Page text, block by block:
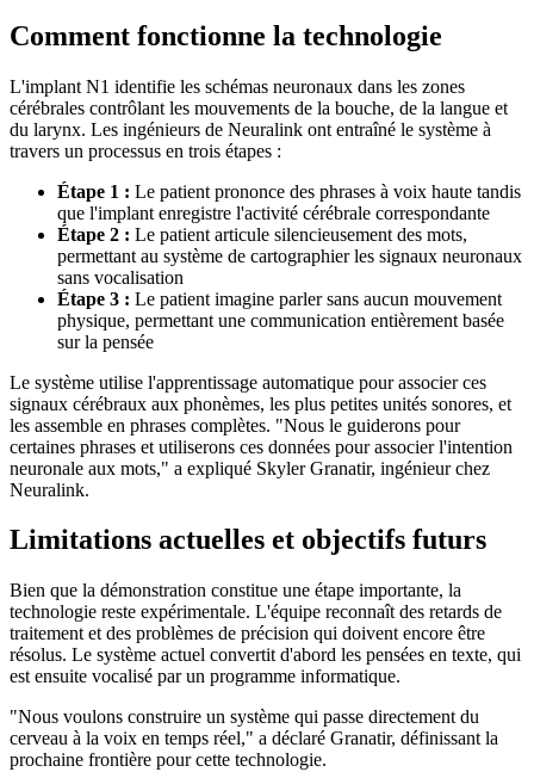
Comment fonctionne la technologie
L'implant N1 identifie les schémas neuronaux dans les zones
cérébrales contrôlant les mouvements de la bouche, de la langue et
du larynx. Les ingénieurs de Neuralink ont entraîné le système à
travers un processus en trois étapes :
Étape 1 : Le patient prononce des phrases à voix haute tandis
que l'implant enregistre l'activité cérébrale correspondante
Étape 2 : Le patient articule silencieusement des mots,
permettant au système de cartographier les signaux neuronaux
sans vocalisation
Étape 3 : Le patient imagine parler sans aucun mouvement
physique, permettant une communication entièrement basée
sur la pensée
Le système utilise l'apprentissage automatique pour associer ces
signaux cérébraux aux phonèmes, les plus petites unités sonores, et
les assemble en phrases complètes. "Nous le guiderons pour
certaines phrases et utiliserons ces données pour associer l'intention
neuronale aux mots," a expliqué Skyler Granatir, ingénieur chez
Neuralink.
Limitations actuelles et objectifs futurs
Bien que la démonstration constitue une étape importante, la
technologie reste expérimentale. L'équipe reconnaît des retards de
traitement et des problèmes de précision qui doivent encore être
résolus. Le système actuel convertit d'abord les pensées en texte, qui
est ensuite vocalisé par un programme informatique.
"Nous voulons construire un système qui passe directement du
cerveau à la voix en temps réel," a déclaré Granatir, définissant la
prochaine frontière pour cette technologie.